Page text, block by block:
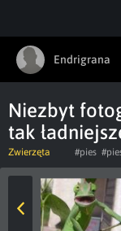
Endrigrana
Niezbyt
tak
Zwierzęta #pies